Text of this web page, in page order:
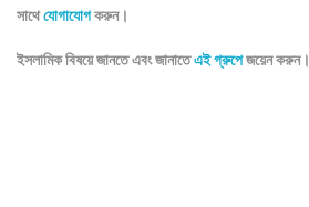
সাথেযোগাযোগকরুন।
ইসলামিক বিষয়ে জানতে এবং জানাতেএই গ্রুপেজয়েন করুন।